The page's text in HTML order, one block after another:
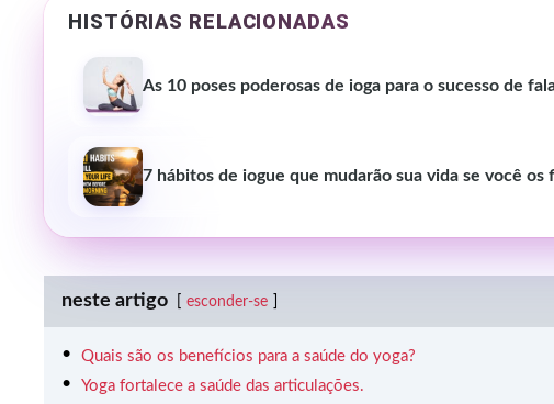
HISTÓRIAS RELACIONADAS
As 10 poses poderosas de ioga para o sucesso de
7 hábitos de iogue que mudarão sua vida se você os
neste artigo esconder-se
Quais são os benefícios para a saúde do yoga?
Yoga fortalece a saúde das articulações.